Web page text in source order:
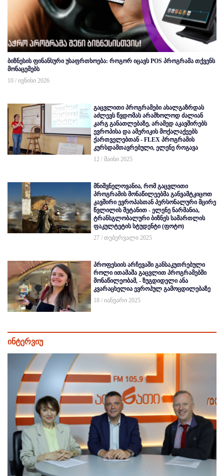
ბიზნესის ფინანსური უსაფრთხოება: როგორ იცავს POS პროგრამა თქვენს
მონაცემებს
10 / ივნისი 2026
გაცვლითი პროგრამები ახალგაზრდას
აძლევს წვდომას არამხოლოდ ძალიან
კარგ განათლებაზე, არამედ აკავშირებს
ევროპისა და ამერიკის მოქალაქეებს
ქართველებთან - FLEX პროგრამის
კურსდამთავრებული, ელენე როგავა
12 / მაისი 2025
მნიშვნელოვანია, რომ გაცვლითი
პროგრამის მონაწილეებმა განვამტკიცოთ
კავშირი ევროპასთან პერსონალური მცირე
წვლილის შეტანით - ელენე ნარმანია,
ტრანსგლობალური ბიზნეს სამართლის
ფაკულტეტის სტუდენტი (ფოტო)
27 / თებერვალი 2025
პროფესიის არჩევაში განსაკუთრებული
როლი ითამაშა გაცვლით პროგრამებში
მონაწილეობამ, - ზუგდიდელი ანა
კვარაცხელია ევროპულ გამოცდილებაზე
18 / იანვარი 2025
ინტერვიუ